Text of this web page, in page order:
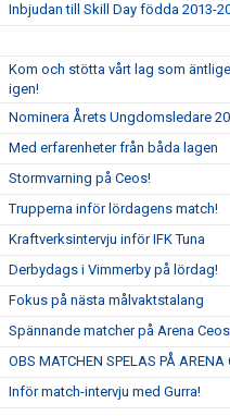
Inbjudan till Skill Day födda 2013-
Kom och stötta vårt lag som
igen!
Nominera Årets Ungdomsledare
Med erfarenheter från båda lagen
Stormvarning på Ceos!
Trupperna inför lördagens match!
Kraftverksintervju inför IFK Tuna
Derbydags i Vimmerby på lördag!
Fokus på nästa målvaktstalang
Spännande matcher på Arena
OBS MATCHEN SPELAS PÅ ARENA
Inför match-intervju med Gurra!